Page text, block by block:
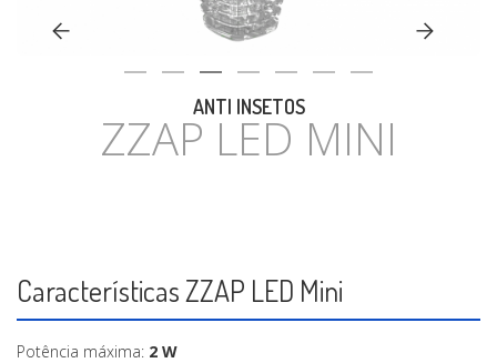
ANTI INSETOS
ZZAP LED MINI
Características ZZAP LED Mini
Potência máxima: 2 W